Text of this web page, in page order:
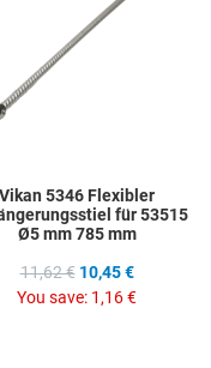
Vikan 5346 Flexibler
für 53515
Ø5 mm 785 mm
11,62 € 10,45 €
You save: 1,16 €